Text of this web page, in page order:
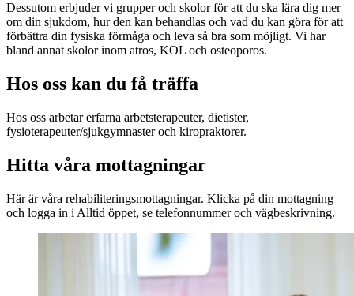
Dessutom erbjuder vi grupper och skolor för att du ska lära dig mer
om din sjukdom, hur den kan behandlas och vad du kan göra för att
förbättra din fysiska förmåga och leva så bra som möjligt. Vi har
bland annat skolor inom atros, KOL och osteoporos.
Hos oss kan du få träffa
Hos oss arbetar erfarna arbetsterapeuter, dietister,
fysioterapeuter/sjukgymnaster och kiropraktorer.
Hitta våra mottagningar
Här är våra rehabiliteringsmottagningar. Klicka på din mottagning
och logga in i Alltid öppet, se telefonnummer och vägbeskrivning.